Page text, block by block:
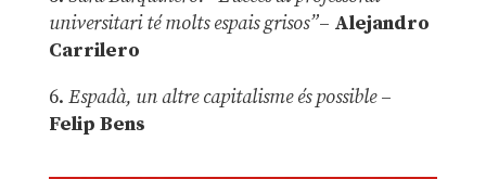
universitari té molts espais grisos”– Alejandro
Carrilero
6. Espadà, un altre capitalisme és possible –
Felip Bens